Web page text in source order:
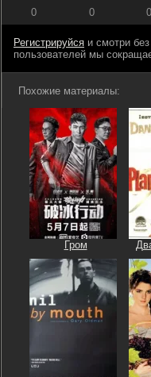
0 0 0
Регистрируйся и смотри
пользователей мы
Похожие материалы:
Гром